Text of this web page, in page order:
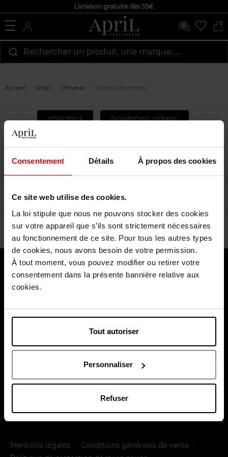
Consentement Détails À propos des cookies
Ce site web utilise des cookies.
La loi stipule que nous ne pouvons stocker des cookies
sur votre appareil que s’ils sont strictement nécessaires
au fonctionnement de ce site. Pour tous les autres types
de cookies, nous avons besoin de votre permission.
À tout moment, vous pouvez modifier ou retirer votre
consentement dans la présente bannière relative aux
cookies.
Tout autoriser
Personnaliser
Refuser
Livraison gratuite dès 55€
0
Rechercher un produit, une marque…...
Accueil Shop Cheveux Cheveux hommes
VOIR TOUT SHAMPOING HOMME
COIFFANT ET FIXANT
Tri
À propos de nous
Nos services
Payez en toute sécurité
Mentions légales
Conditions générales de vente